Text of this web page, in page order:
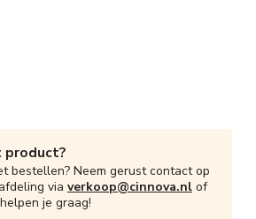
product?
bestellen? Neem gerust contact op
via verkoop@cinnova.nl of
je graag!